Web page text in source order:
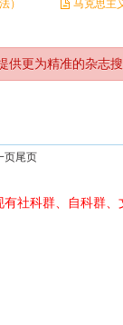
）
马克思主
供更为精准的杂志
页尾页
有社科群、自科群